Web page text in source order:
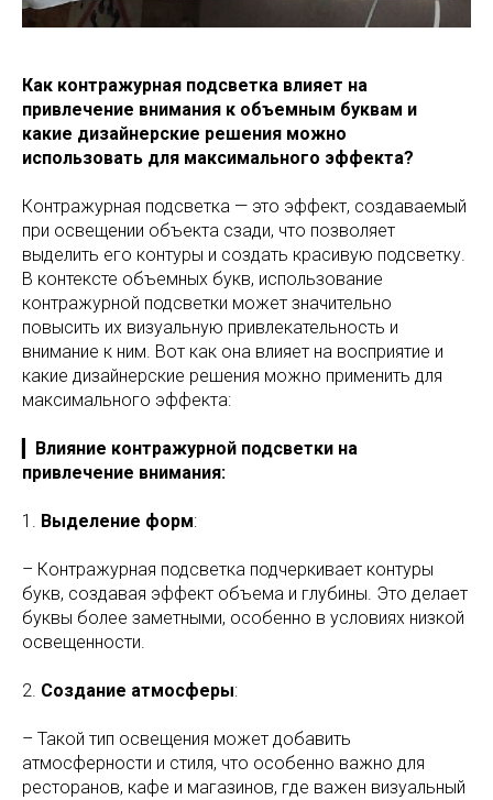
Как контражурная подсветка влияет на
привлечение внимания к объемным буквам и
какие дизайнерские решения можно
использовать для максимального эффекта?
Контражурная подсветка — это эффект, создаваемый
при освещении объекта сзади, что позволяет
выделить его контуры и создать красивую подсветку.
В контексте объемных букв, использование
контражурной подсветки может значительно
повысить их визуальную привлекательность и
внимание к ним. Вот как она влияет на восприятие и
какие дизайнерские решения можно применить для
максимального эффекта:
Влияние контражурной подсветки на
привлечение внимания:
1. Выделение форм:
– Контражурная подсветка подчеркивает контуры
букв, создавая эффект объема и глубины. Это делает
буквы более заметными, особенно в условиях низкой
освещенности.
2. Создание атмосферы:
– Такой тип освещения может добавить
атмосферности и стиля, что особенно важно для
ресторанов, кафе и магазинов, где важен визуальный